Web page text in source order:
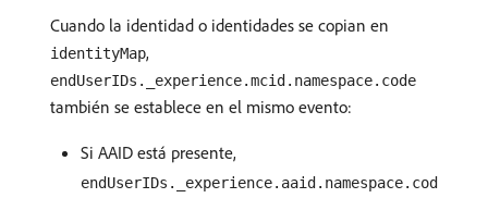
Cuando la identidad o identidades se copian en
identityMap,
endUserIDs._experience.mcid.namespace.code
también se establece en el mismo evento:
Si AAID está presente,
endUserIDs._experience.aaid.namespace.cod